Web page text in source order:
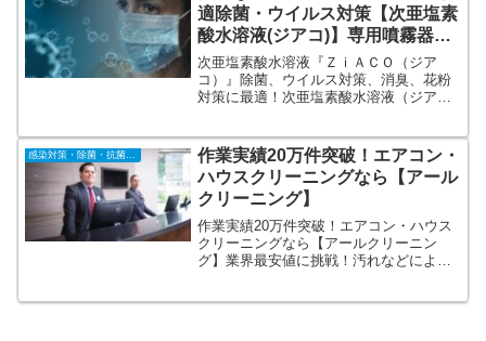
も効果を発揮し続けます。
適除菌・ウイルス対策【次亜塩素
酸水溶液(ジアコ)】専用噴霧器レ
ンタルサービス！
次亜塩素酸水溶液『ＺｉＡＣＯ（ジア
コ）』除菌、ウイルス対策、消臭、花粉
対策に最適！次亜塩素酸水溶液（ジア
への対策にもお使いください。お問合せ
フォームよりお気軽にお申し付け下さ
い。
感染対策・除菌・抗菌・抗ウィルス
作業実績20万件突破！エアコン・
ハウスクリーニングなら【アール
クリーニング】
作業実績20万件突破！エアコン・ハウス
クリーニングなら【アールクリーニン
グ】業界最安値に挑戦！汚れなどによる